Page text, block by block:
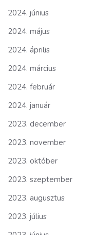
2024. június
2024. május
2024. április
2024. március
2024. február
2024. január
2023. december
2023. november
2023. október
2023. szeptember
2023. augusztus
2023. július